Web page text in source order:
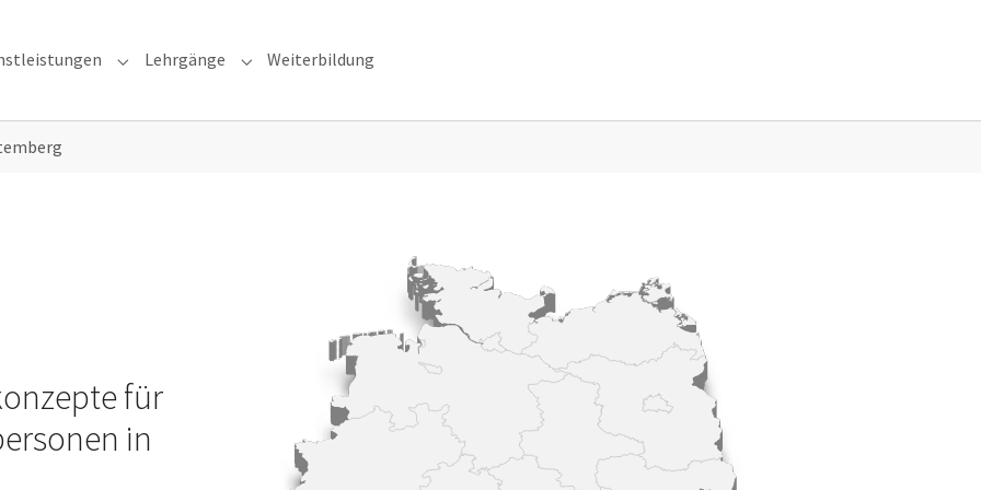
for "Brandschutzkonzepte"
Submenu for "Dienstleistungen"
Lehrgänge Submenu for "Lehrgänge"
Weiterbildung
für
in